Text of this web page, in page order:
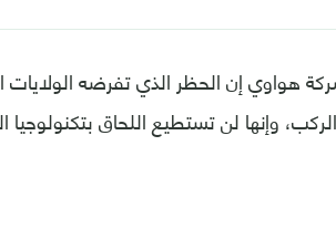
هواوي إن الحظر الذي تفرضه الولايات
وإنها لن تستطيع اللحاق